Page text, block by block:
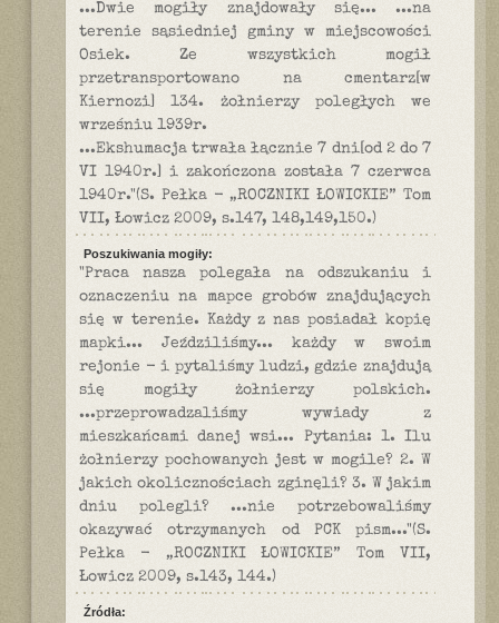
...Dwie mogiły znajdowały się... ...na
terenie sąsiedniej gminy w miejscowości
Osiek. Ze wszystkich mogił
przetransportowano na cmentarz[w
Kiernozi] 134. żołnierzy poległych we
wrześniu 1939r.
...Ekshumacja trwała łącznie 7 dni[od 2 do 7
VI 1940r.] i zakończona została 7 czerwca
1940r."(S. Pełka - „ROCZNIKI ŁOWICKIE” Tom
VII, Łowicz 2009, s.147, 148,149,150.)
Poszukiwania mogiły:
"Praca nasza polegała na odszukaniu i
oznaczeniu na mapce grobów znajdujących
się w terenie. Każdy z nas posiadał kopię
mapki... Jeździliśmy... każdy w swoim
rejonie - i pytaliśmy ludzi, gdzie znajdują
się mogiły żołnierzy polskich.
...przeprowadzaliśmy wywiady z
mieszkańcami danej wsi... Pytania: 1. Ilu
żołnierzy pochowanych jest w mogile? 2. W
jakich okolicznościach zginęli? 3. W jakim
dniu polegli? ...nie potrzebowaliśmy
okazywać otrzymanych od PCK pism..."(S.
Pełka - „ROCZNIKI ŁOWICKIE” Tom VII,
Łowicz 2009, s.143, 144.)
Źródła: